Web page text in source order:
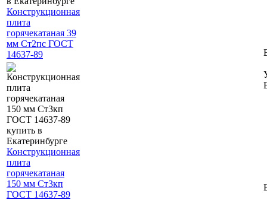
Конструкционная
плита
горячекатаная 39
мм Ст2пс ГОСТ
14637-89
Конструкционная
плита
горячекатаная
150 мм Ст3кп
ГОСТ 14637-89